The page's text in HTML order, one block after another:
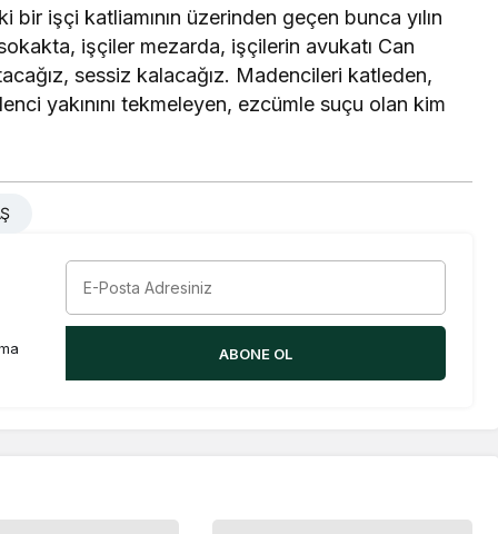
işçi katliamının üzerinden geçen bunca yılın
işçiler mezarda, işçilerin avukatı Can
sessiz kalacağız. Madencileri katleden,
yakınını tekmeleyen, ezcümle suçu olan kim
ABONE OL